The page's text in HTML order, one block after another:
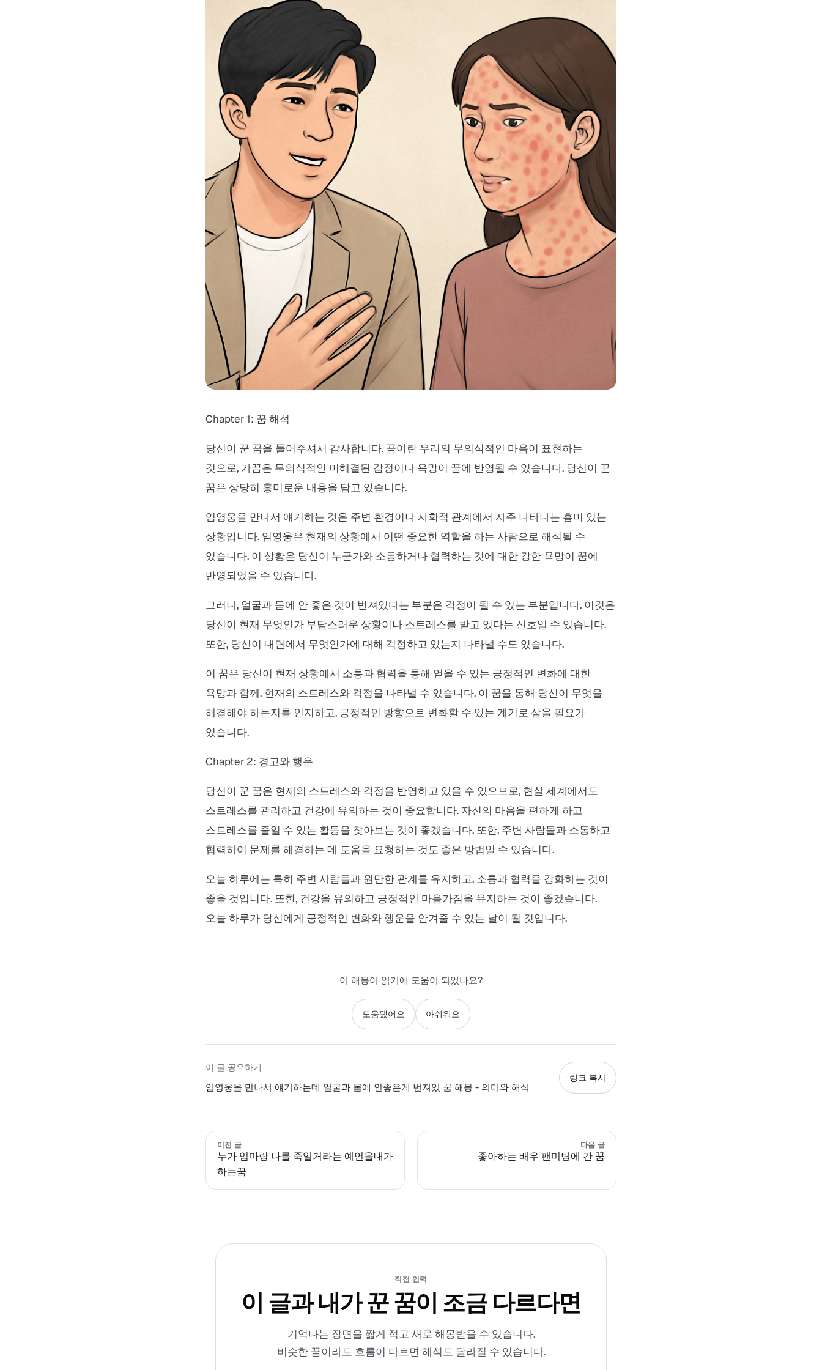
Chapter 1: 꿈 해석
당신이 꾼 꿈을 들어주셔서 감사합니다. 꿈이란 우리의 무의식적인 마음이 표현하는
것으로, 가끔은 무의식적인 미해결된 감정이나 욕망이 꿈에 반영될 수 있습니다. 당신이 꾼
꿈은 상당히 흥미로운 내용을 담고 있습니다.
임영웅을 만나서 얘기하는 것은 주변 환경이나 사회적 관계에서 자주 나타나는 흥미 있는
상황입니다. 임영웅은 현재의 상황에서 어떤 중요한 역할을 하는 사람으로 해석될 수
있습니다. 이 상황은 당신이 누군가와 소통하거나 협력하는 것에 대한 강한 욕망이 꿈에
반영되었을 수 있습니다.
그러나, 얼굴과 몸에 안 좋은 것이 번져있다는 부분은 걱정이 될 수 있는 부분입니다. 이것은
당신이 현재 무엇인가 부담스러운 상황이나 스트레스를 받고 있다는 신호일 수 있습니다.
또한, 당신이 내면에서 무엇인가에 대해 걱정하고 있는지 나타낼 수도 있습니다.
이 꿈은 당신이 현재 상황에서 소통과 협력을 통해 얻을 수 있는 긍정적인 변화에 대한
욕망과 함께, 현재의 스트레스와 걱정을 나타낼 수 있습니다. 이 꿈을 통해 당신이 무엇을
해결해야 하는지를 인지하고, 긍정적인 방향으로 변화할 수 있는 계기로 삼을 필요가
있습니다.
Chapter 2: 경고와 행운
당신이 꾼 꿈은 현재의 스트레스와 걱정을 반영하고 있을 수 있으므로, 현실 세계에서도
스트레스를 관리하고 건강에 유의하는 것이 중요합니다. 자신의 마음을 편하게 하고
스트레스를 줄일 수 있는 활동을 찾아보는 것이 좋겠습니다. 또한, 주변 사람들과 소통하고
협력하여 문제를 해결하는 데 도움을 요청하는 것도 좋은 방법일 수 있습니다.
오늘 하루에는 특히 주변 사람들과 원만한 관계를 유지하고, 소통과 협력을 강화하는 것이
좋을 것입니다. 또한, 건강을 유의하고 긍정적인 마음가짐을 유지하는 것이 좋겠습니다.
오늘 하루가 당신에게 긍정적인 변화와 행운을 안겨줄 수 있는 날이 될 것입니다.
이 해몽이 읽기에 도움이 되었나요?
도움됐어요 아쉬워요
이 글 공유하기
임영웅을 만나서 얘기하는데 얼굴과 몸에 안좋은게 번져있 꿈 해몽 - 의미와 해석
링크 복사
이전 글
누가 엄마랑 나를 죽일거라는 예언을내가
하는꿈
다음 글
좋아하는 배우 팬미팅에 간 꿈
직접 입력
이 글과 내가 꾼 꿈이 조금 다르다면
기억나는 장면을 짧게 적고 새로 해몽받을 수 있습니다.
비슷한 꿈이라도 흐름이 다르면 해석도 달라질 수 있습니다.